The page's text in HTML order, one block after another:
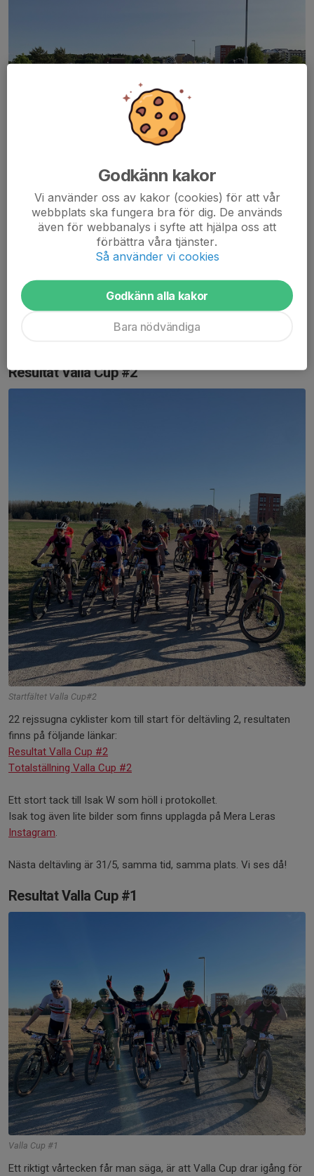
Startfältet Valla Cup#3
29 superladdade mountainbikers varav 3 var damer kom till start
för deltävling 3. Ett rafflande race i ideala förhållanden och en
stämning som var på topp som vanligt!
Resultatet finns på följande länkar:
Resultat Valla Cup #3
Totalställning Valla Cup #3
Resultat Valla Cup #2
Startfältet Valla Cup#2
22 rejssugna cyklister kom till start för deltävling 2, resultaten
finns på följande länkar:
Resultat Valla Cup #2
Totalställning Valla Cup #2
Ett stort tack till Isak W som höll i protokollet.
Isak tog även lite bilder som finns upplagda på Mera Leras
Instagram.
Nästa deltävling är 31/5, samma tid, samma plats. Vi ses då!
Resultat Valla Cup #1
Valla Cup #1
Ett riktigt vårtecken får man säga, är att Valla Cup drar igång för
Godkänn kakor
Vi använder oss av kakor (cookies) för att vår
webbplats ska fungera bra för dig. De används
även för webbanalys i syfte att hjälpa oss att
förbättra våra tjänster.
Så använder vi cookies
Godkänn alla kakor
Bara nödvändiga